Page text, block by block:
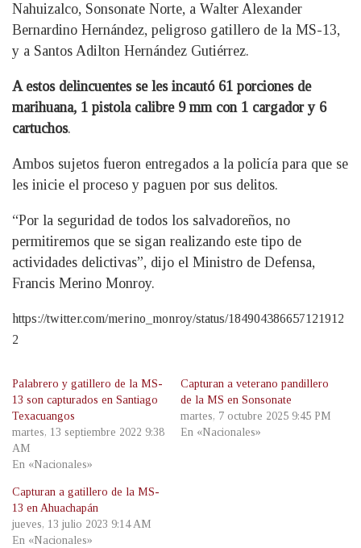
Nahuizalco, Sonsonate Norte, a Walter Alexander
Bernardino Hernández, peligroso gatillero de la MS-13,
y a Santos Adilton Hernández Gutiérrez.
A estos delincuentes se les incautó 61 porciones de
marihuana, 1 pistola calibre 9 mm con 1 cargador y 6
cartuchos.
Ambos sujetos fueron entregados a la policía para que se
les inicie el proceso y paguen por sus delitos.
“Por la seguridad de todos los salvadoreños, no
permitiremos que se sigan realizando este tipo de
actividades delictivas”, dijo el Ministro de Defensa,
Francis Merino Monroy.
https://twitter.com/merino_monroy/status/184904386657121912
2
Palabrero y gatillero de la MS-
13 son capturados en Santiago
Texacuangos
martes, 13 septiembre 2022 9:38
AM
En «Nacionales»
Capturan a veterano pandillero
de la MS en Sonsonate
martes, 7 octubre 2025 9:45 PM
En «Nacionales»
Capturan a gatillero de la MS-
13 en Ahuachapán
jueves, 13 julio 2023 9:14 AM
En «Nacionales»